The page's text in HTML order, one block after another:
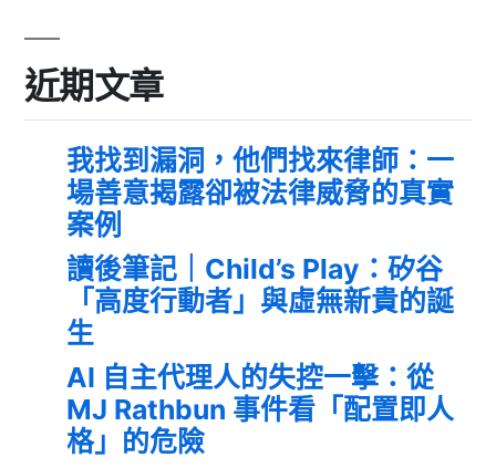
近期文章
我找到漏洞，他們找來律師：一
場善意揭露卻被法律威脅的真實
案例
讀後筆記｜Child’s Play：矽谷
「高度行動者」與虛無新貴的誕
生
AI 自主代理人的失控一擊：從
MJ Rathbun 事件看「配置即人
格」的危險